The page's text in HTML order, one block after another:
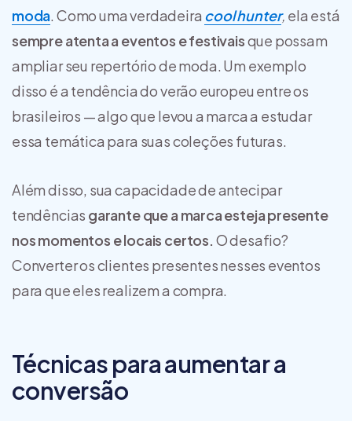
moda. Como uma verdadeira cool hunter, ela está
sempre atenta a eventos e festivaisque possam
ampliar seu repertório de moda. Um exemplo
disso é a tendência do verão europeu entre os
brasileiros — algo que levou a marca a estudar
essa temática para suas coleções futuras.
Além disso, sua capacidade de antecipar
tendências garante que a marca esteja presente
nos momentos e locais certos. O desafio?
Converter os clientes presentes nesses eventos
para que eles realizem a compra.
Técnicas para aumentar a
conversão